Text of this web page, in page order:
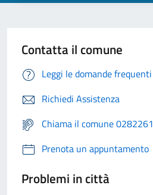
Contatta il comune
Leggi le domande frequenti
Richiedi Assistenza
Chiama il comune 0282261
Prenota un appuntamento
Problemi in città